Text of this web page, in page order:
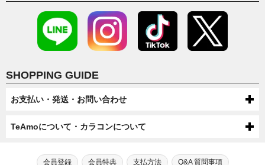
SHOPPING GUIDE
お支払い・発送・お問い合わせ
お支払いについて
●配送方法
TeAmoについて・カラコンについて
会員登録 会員特典 支払方法 Q&A 質問事項